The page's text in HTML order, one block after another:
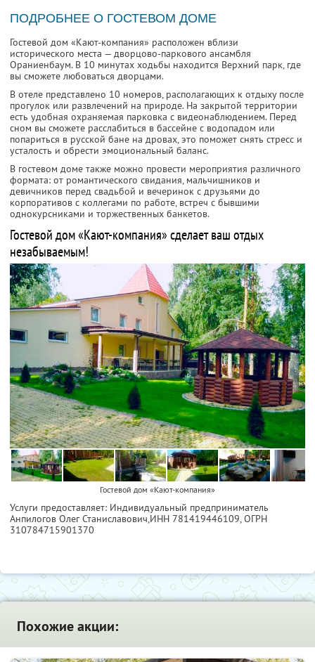
ПОДРОБНЕЕ О ГОСТЕВОМ ДОМЕ
Гостевой дом «Кают-компания» расположен вблизи
исторического места — дворцово-паркового ансамбля
Ораниенбаум. В 10 минутах ходьбы находится Верхний парк, где
вы сможете любоваться дворцами.
В отеле представлено 10 номеров, располагающих к отдыху после
прогулок или развлечений на природе. На закрытой территории
есть удобная охраняемая парковка с видеонаблюдением. Перед
сном вы сможете расслабиться в бассейне с водопадом или
попариться в русской бане на дровах, это поможет снять стресс и
усталость и обрести эмоциональный баланс.
В гостевом доме также можно провести мероприятия различного
формата: от романтического свидания, мальчишников и
девичников перед свадьбой и вечеринок с друзьями до
корпоративов с коллегами по работе, встреч с бывшими
однокурсниками и торжественных банкетов.
Гостевой дом «Кают-компания» сделает ваш отдых
незабываемым!
Гостевой дом «Кают-компания»
Услуги предоставляет: Индивидуальный предприниматель
Анпилогов Олег Станиславович,ИНН 781419446109, ОГРН
310784715901370
Похожие акции: